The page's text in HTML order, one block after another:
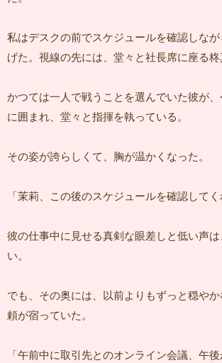
私はデスクの前でスケジュールを確認しな
げた。視線の先には、堂々と社長席に座る柊
かつては一人で戦うことを選んでいた彼が
に囲まれ、堂々と指揮を執っている。
その姿が誇らしくて、胸が温かくなった。
「茉莉、この後のスケジュールを確認してく
彼の仕事中に見せる真剣な眼差しと低い声
い。
でも、その奥には、以前よりもずっと穏や
頼が宿っていた。
「午前中に取引先とのオンライン会議、午